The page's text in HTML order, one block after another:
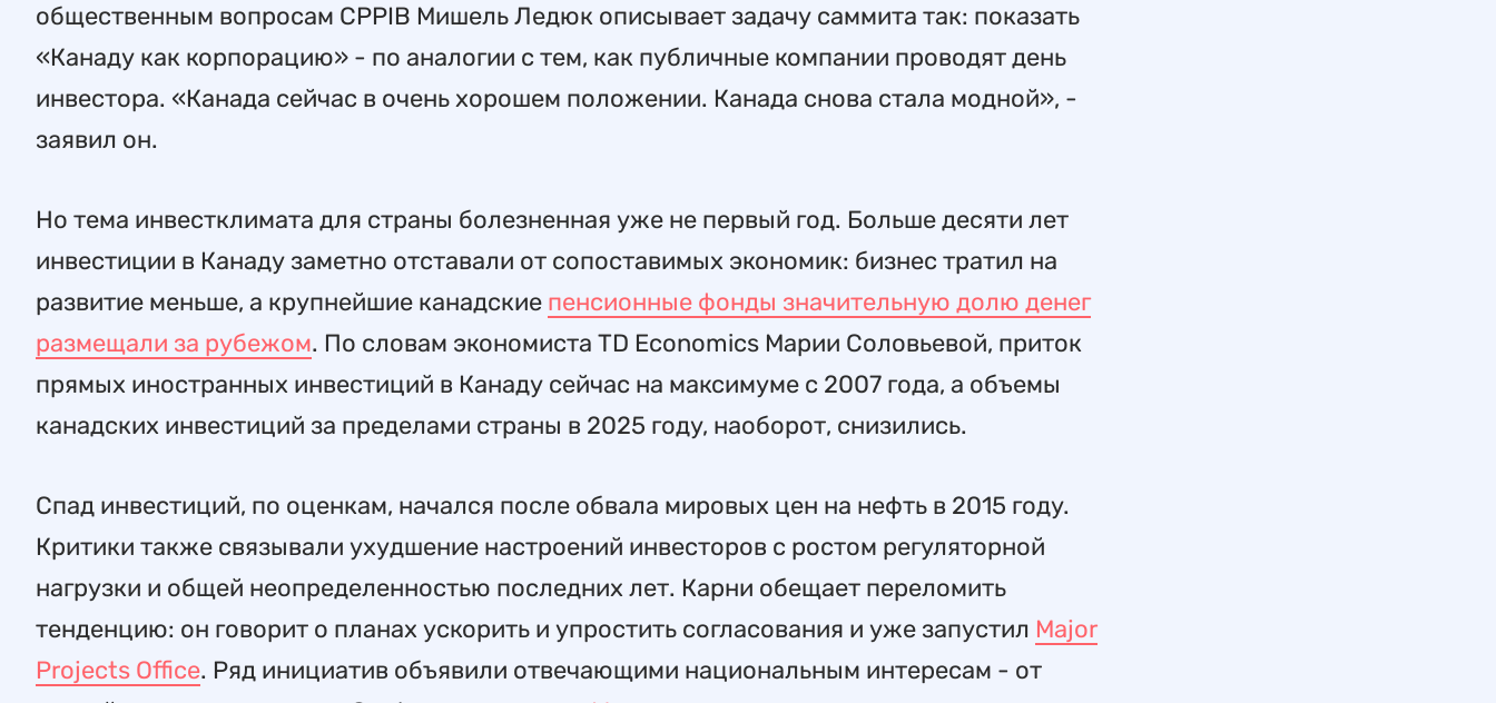
общественным вопросам CPPIB Мишель Ледюк описывает задачу саммита так: показать
«Канаду как корпорацию» - по аналогии с тем, как публичные компании проводят день
инвестора. «Канада сейчас в очень хорошем положении. Канада снова стала модной», -
заявил он.
Но тема инвестклимата для страны болезненная уже не первый год. Больше десяти лет
инвестиции в Канаду заметно отставали от сопоставимых экономик: бизнес тратил на
развитие меньше, а крупнейшие канадские пенсионные фонды значительную долю денег
размещали за рубежом. По словам экономиста TD Economics Марии Соловьевой, приток
прямых иностранных инвестиций в Канаду сейчас на максимуме с 2007 года, а объемы
канадских инвестиций за пределами страны в 2025 году, наоборот, снизились.
Спад инвестиций, по оценкам, начался после обвала мировых цен на нефть в 2015 году.
Критики также связывали ухудшение настроений инвесторов с ростом регуляторной
нагрузки и общей неопределенностью последних лет. Карни обещает переломить
тенденцию: он говорит о планах ускорить и упростить согласования и уже запустил Major
Projects Office. Ряд инициатив объявили отвечающими национальным интересам - от